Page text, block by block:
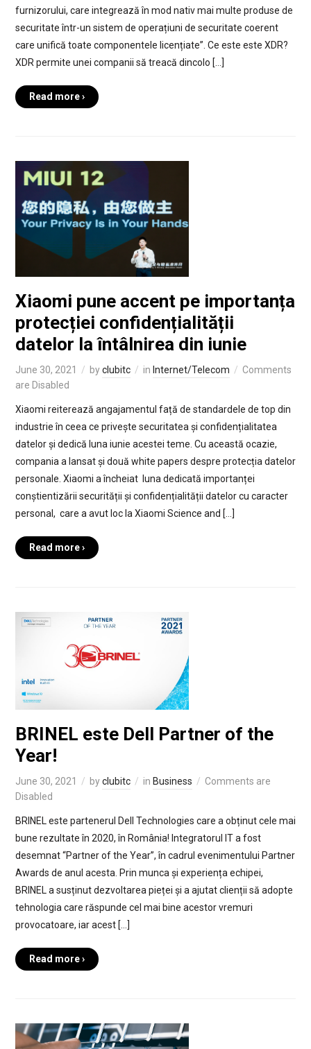
furnizorului, care integrează în mod nativ mai multe produse de
securitate într-un sistem de operațiuni de securitate coerent
care unifică toate componentele licențiate”. Ce este este XDR?
XDR permite unei companii să treacă dincolo […]
Read more ›
Xiaomi pune accent pe importanța
protecției confidențialității
datelor la întâlnirea din iunie
June 30, 2021 byclubitc in Internet/Telecom
Comments
are Disabled
Xiaomi reiterează angajamentul față de standardele de top din
industrie în ceea ce privește securitatea și confidențialitatea
datelor și dedică luna iunie acestei teme. Cu această ocazie,
compania a lansat și două white papers despre protecția datelor
personale. Xiaomi a încheiat luna dedicată importanței
conștientizării securității și confidențialității datelor cu caracter
personal, care a avut loc la Xiaomi Science and […]
Read more ›
BRINEL este Dell Partner of the
Year!
June 30, 2021 byclubitc in Business
Comments are
Disabled
BRINEL este partenerul Dell Technologies care a obținut cele mai
bune rezultate în 2020, în România! Integratorul IT a fost
desemnat “Partner of the Year”, în cadrul evenimentului Partner
Awards de anul acesta. Prin munca și experiența echipei,
BRINEL a susținut dezvoltarea pieței și a ajutat clienții să adopte
tehnologia care răspunde cel mai bine acestor vremuri
provocatoare, iar acest […]
Read more ›